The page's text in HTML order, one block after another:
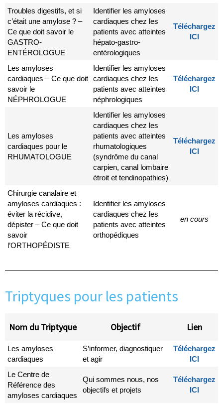
Troubles digestifs, et si
c’était une amylose ? –
Ce que doit savoir le
GASTRO-
ENTÉROLOGUE
Identifier les amyloses
cardiaques chez les
patients avec atteintes
hépato-gastro-
entérologiques
Téléchargez
ICI
Les amyloses
cardiaques – Ce que doit
savoir le
NÉPHROLOGUE
Identifier les amyloses
cardiaques chez les
patients avec atteintes
néphrologiques
Téléchargez
ICI
Les amyloses
cardiaques pour le
RHUMATOLOGUE
Identifier les amyloses
cardiaques chez les
patients avec atteintes
rhumatologiques
(syndrôme du canal
carpien, canal lombaire
étroit et tendinopathies)
Téléchargez
ICI
Chirurgie canalaire et
amyloses cardiaques :
éviter la récidive,
dépister – Ce que doit
savoir
l’ORTHOPÉDISTE
Identifier les amyloses
cardiaques chez les
patients avec atteintes
orthopédiques
en cours
Triptyques pour les patients
Nom du Triptyque Objectif Lien
Les amyloses
cardiaques
S’informer, diagnostiquer
et agir
Téléchargez
ICI
Le Centre de
Référence des
amyloses cardiaques
Qui sommes nous, nos
objectifs et projets
Téléchargez
ICI